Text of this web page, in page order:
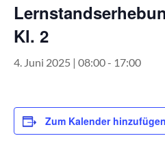
Kl. 2
4. Juni 2025 | 08:00- 17:00
Zum Kalender hinzufügen